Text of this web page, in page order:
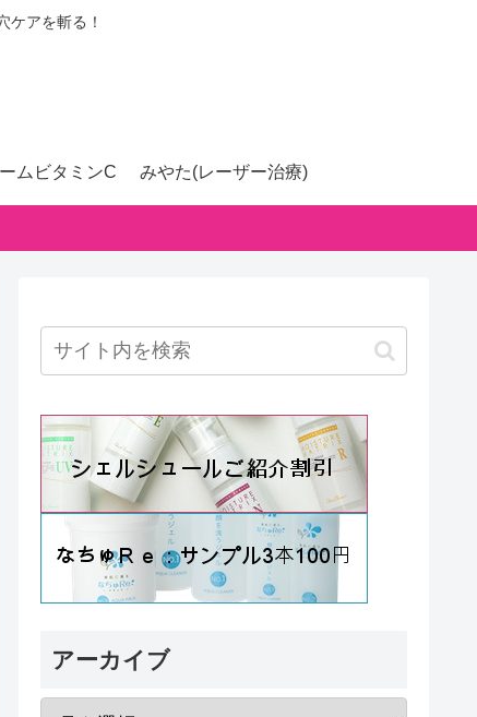
ケアを斬る！
ムビタミンC みやた(レーザー治療)
アーカイブ